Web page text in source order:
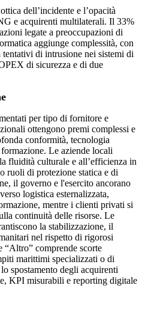
dell’incidente e l’opacità
e acquirenti multilaterali. Il 33%
legate a preoccupazioni di
aggiunge complessità, con
di intrusione nei sistemi di
di sicurezza e di due
per tipo di fornitore e
ottengono premi complessi e
conformità, tecnologia
Le aziende locali
fluidità culturale e all’efficienza in
ruoli di protezione statica e di
il governo e l'esercito ancorano
logistica esternalizzata,
mentre i clienti privati ​​si
continuità delle risorse. Le
la stabilizzazione, il
nel rispetto di rigorosi
comprende scorte
marittimi specializzati o di
spostamento degli acquirenti
KPI misurabili e reporting digitale